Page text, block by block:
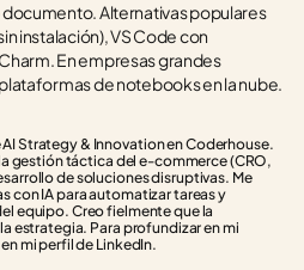
Alternativas populares
instalación), VS Code con
En empresas grandes
de notebooks en la nube.
Strategy & Innovation en Coderhouse.
gestión táctica del e-commerce (CRO,
de soluciones disruptivas. Me
con IA para automatizar tareas y
equipo. Creo fielmente que la
estrategia. Para profundizar en mi
mi perfil de LinkedIn.